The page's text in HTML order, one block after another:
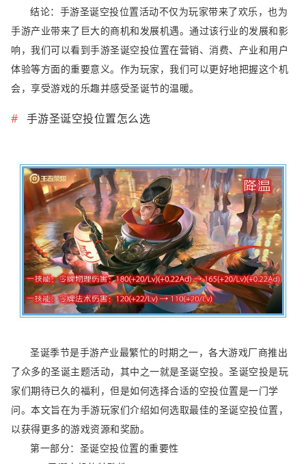
结论：手游圣诞空投位置活动不仅为玩家带来了欢乐，也为
手游产业带来了巨大的商机和发展机遇。通过该行业的发展和影
响，我们可以看到手游圣诞空投位置在营销、消费、产业和用户
体验等方面的重要意义。作为玩家，我们可以更好地把握这个机
会，享受游戏的乐趣并感受圣诞节的温暖。
手游圣诞空投位置怎么选
圣诞季节是手游产业最繁忙的时期之一，各大游戏厂商推出
了众多的圣诞主题活动，其中之一就是圣诞空投。圣诞空投是玩
家们期待已久的福利，但是如何选择合适的空投位置是一门学
问。本文旨在为手游玩家们介绍如何选取最佳的圣诞空投位置，
以获得更多的游戏资源和奖励。
第一部分：圣诞空投位置的重要性